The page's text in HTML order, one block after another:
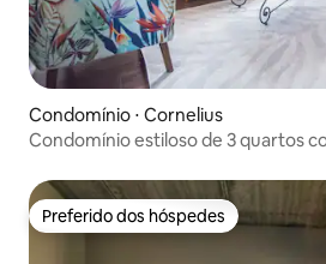
Condomínio ⋅ Cornelius
Condomínio estiloso de 3 quartos
Preferido dos hóspedes
Preferido dos hóspedes